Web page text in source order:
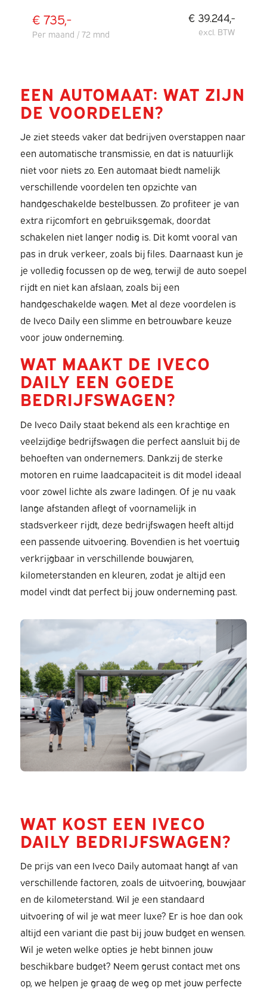
€ 735,-
Per maand / 72 mnd
€ 39.244,-
excl. BTW
EEN AUTOMAAT: WAT ZIJN
DE VOORDELEN?
Je ziet steeds vaker dat bedrijven overstappen naar
een automatische transmissie, en dat is natuurlijk
niet voor niets zo. Een automaat biedt namelijk
verschillende voordelen ten opzichte van
handgeschakelde bestelbussen. Zo profiteer je van
extra rijcomfort en gebruiksgemak, doordat
schakelen niet langer nodig is. Dit komt vooral van
pas in druk verkeer, zoals bij files. Daarnaast kun je
je volledig focussen op de weg, terwijl de auto soepel
rijdt en niet kan afslaan, zoals bij een
handgeschakelde wagen. Met al deze voordelen is
de Iveco Daily een slimme en betrouwbare keuze
voor jouw onderneming.
WAT MAAKT DE IVECO
DAILY EEN GOEDE
BEDRIJFSWAGEN?
De Iveco Daily staat bekend als een krachtige en
veelzijdige bedrijfswagen die perfect aansluit bij de
behoeften van ondernemers. Dankzij de sterke
motoren en ruime laadcapaciteit is dit model ideaal
voor zowel lichte als zware ladingen. Of je nu vaak
lange afstanden aflegt of voornamelijk in
stadsverkeer rijdt, deze bedrijfswagen heeft altijd
een passende uitvoering. Bovendien is het voertuig
verkrijgbaar in verschillende bouwjaren,
kilometerstanden en kleuren, zodat je altijd een
model vindt dat perfect bij jouw onderneming past.
WAT KOST EEN IVECO
DAILY BEDRIJFSWAGEN?
De prijs van een Iveco Daily automaat hangt af van
verschillende factoren, zoals de uitvoering, bouwjaar
en de kilometerstand. Wil je een standaard
uitvoering of wil je wat meer luxe? Er is hoe dan ook
altijd een variant die past bij jouw budget en wensen.
Wil je weten welke opties je hebt binnen jouw
beschikbare budget? Neem gerust contact met ons
op, we helpen je graag de weg op met jouw perfecte